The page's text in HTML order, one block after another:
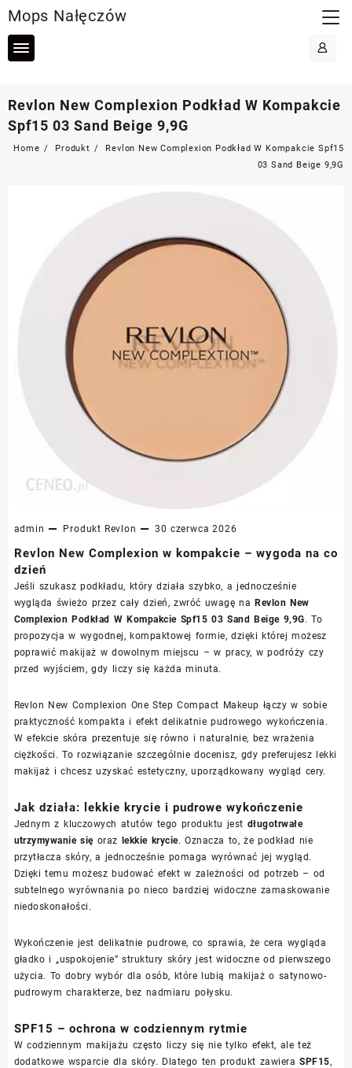
to
content
Mops Nałęczów
Revlon New Complexion Podkład W Kompakcie
Spf15 03 Sand Beige 9,9G
Home Produkt
Revlon New Complexion Podkład W Kompakcie Spf15
03 Sand Beige 9,9G
admin Produkt Revlon 30 czerwca 2026
Revlon New Complexion w kompakcie – wygoda na co
dzień
Jeśli szukasz podkładu, który działa szybko, a jednocześnie
wygląda świeżo przez cały dzień, zwróć uwagę naRevlon New
Complexion Podkład W Kompakcie Spf15 03 Sand Beige 9,9G. To
propozycja w wygodnej, kompaktowej formie, dzięki której możesz
poprawić makijaż w dowolnym miejscu – w pracy, w podróży czy
przed wyjściem, gdy liczy się każda minuta.
Revlon New Complexion One Step Compact Makeup łączy w sobie
praktyczność kompakta i efekt delikatnie pudrowego wykończenia.
W efekcie skóra prezentuje się równo i naturalnie, bez wrażenia
ciężkości. To rozwiązanie szczególnie docenisz, gdy preferujesz lekki
makijaż i chcesz uzyskać estetyczny, uporządkowany wygląd cery.
Jak działa: lekkie krycie i pudrowe wykończenie
Jednym z kluczowych atutów tego produktu jest długotrwałe
utrzymywanie sięoraz lekkie krycie. Oznacza to, że podkład nie
przytłacza skóry, a jednocześnie pomaga wyrównać jej wygląd.
Dzięki temu możesz budować efekt w zależności od potrzeb – od
subtelnego wyrównania po nieco bardziej widoczne zamaskowanie
niedoskonałości.
Wykończenie jest delikatnie pudrowe, co sprawia, że cera wygląda
gładko i „uspokojenie” struktury skóry jest widoczne od pierwszego
użycia. To dobry wybór dla osób, które lubią makijaż o satynowo-
pudrowym charakterze, bez nadmiaru połysku.
SPF15 – ochrona w codziennym rytmie
W codziennym makijażu często liczy się nie tylko efekt, ale też
dodatkowe wsparcie dla skóry. Dlatego ten produkt zawieraSPF15,